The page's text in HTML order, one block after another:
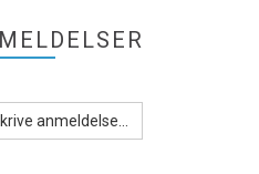
anmeldelse...